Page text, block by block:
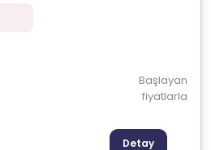
Başlayan
fiyatlarla
Detay